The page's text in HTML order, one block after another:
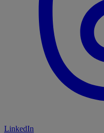
LinkedIn